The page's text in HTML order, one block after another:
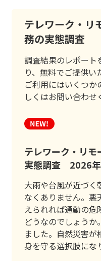
テレワーク・リ
務の実態調査
調査結果のレポート
り、無料でご提供い
ご利用にはいくつ
しくはお問い合わせ
テレワーク・リモ
実態調査 2026
大雨や台風が近づく
なくありません。悪
えられれば通勤の
どうなのでしょう
ました。自然災害
身を守る選択肢にな